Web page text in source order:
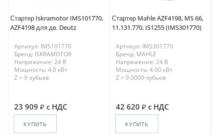
Стартер Iskramotor IMS101770,
AZF4198 для дв. Deutz
Артикул: IMS101770
Бренд: ISKRAMOTOR
Напряжение: 24 В
Мощность: 4.0 кВт
Z = 9-зубьев
23 909 с НДС
КУПИТЬ
Стартер Mahle AZF4198, MS 66,
11.131.770, IS1255 (IMS301770)
Артикул: IMS301770
Бренд: MAHLE
Напряжение: 24 В
Мощность: 4.00 кВт
Z = 9.0000-зубьев
42 620 с НДС
КУПИТЬ